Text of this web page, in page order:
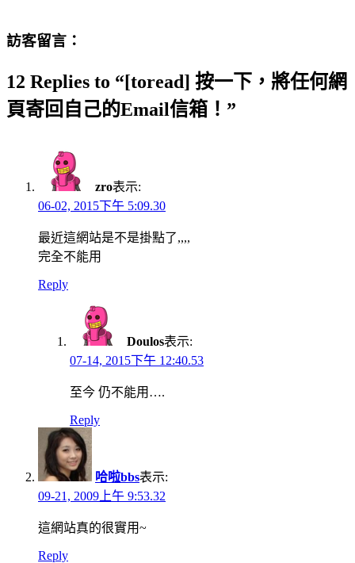
訪客留言：
12 Replies to “[toread] 按一下，將任何網
頁寄回自己的Email信箱！”
zro表示:
06-02, 2015下午 5:09.30
最近這網站是不是掛點了,,,,
完全不能用
Reply
Doulos表示:
07-14, 2015下午 12:40.53
至今 仍不能用….
Reply
哈啦bbs表示:
09-21, 2009上午 9:53.32
這網站真的很實用~
Reply